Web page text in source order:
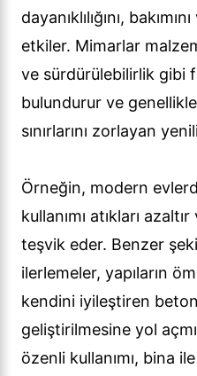
dayanıklılığını,
etkiler. Mimarlar
ve sürdürülebilirlik gibi
bulundurur ve
sınırlarını zorlayan
Örneğin, modern
kullanımı atıkları
teşvik eder. Benzer
ilerlemeler, yapıların
kendini iyileştiren
geliştirilmesine yol
özenli kullanımı, bina